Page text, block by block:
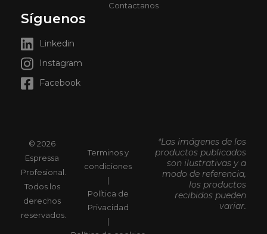
Contactanos
Síguenos
Linkedin
Instagram
Facebook
© 2026
Espressa
Profesional.
Todos los
derechos
reservados.
Terminos y
condiciones
|
Política de
Privacidad
|
*Las imágenes de los
productos publicados
son ilustrativas y a
modo de referencia,
los productos
recibidos pueden
variar.